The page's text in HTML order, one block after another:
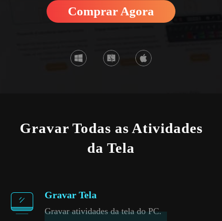
Comprar Agora
Gravar Todas as Atividades
da Tela
Gravar Tela
Gravar atividades da tela do PC.